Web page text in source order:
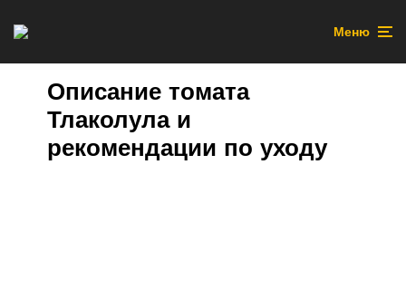
Меню
Описание томата
Тлаколула и
рекомендации по уходу